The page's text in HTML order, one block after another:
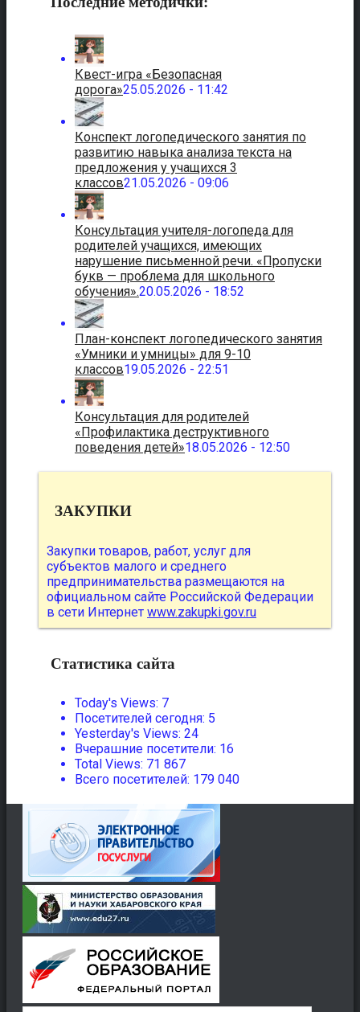
Квест-игра «Безопасная
дорога»25.05.2026 - 11:42
Конспект логопедического занятия по
развитию навыка анализа текста на
предложения у учащихся 3
классов21.05.2026 - 09:06
Консультация учителя-логопеда для
родителей учащихся, имеющих
нарушение письменной речи. «Пропуски
букв — проблема для школьного
обучения».20.05.2026 - 18:52
План-конспект логопедического занятия
«Умники и умницы» для 9-10
классов19.05.2026 - 22:51
Консультация для родителей
«Профилактика деструктивного
поведения детей»18.05.2026 - 12:50
ЗАКУПКИ
Закупки товаров, работ, услуг для
субъектов малого и среднего
предпринимательства размещаются на
официальном сайте Российской Федерации
в сети Интернет www.zakupki.gov.ru
Статистика сайта
Today's Views: 7
Посетителей сегодня: 5
Yesterday's Views: 24
Вчерашние посетители: 16
Total Views: 71 867
Всего посетителей: 179 040